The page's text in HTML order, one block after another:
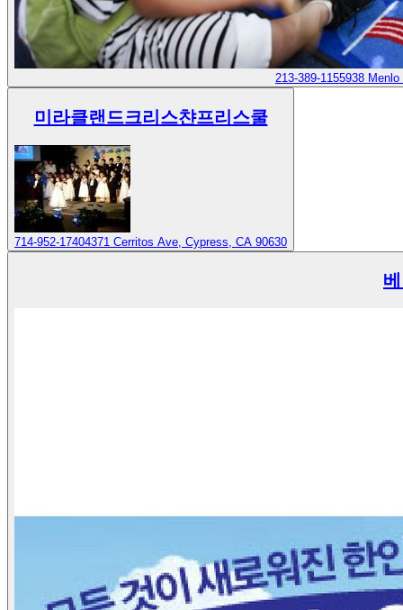
213-389-1155938
미라클랜드크리스챤프리스쿨
714-952-17404371 Cerritos Ave, Cypress, CA 90630